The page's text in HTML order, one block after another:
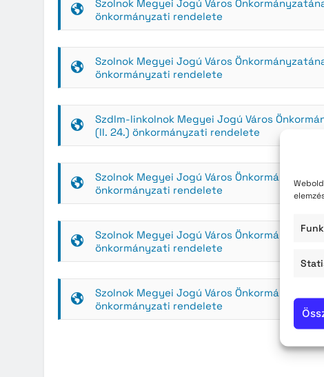
Szolnok Megyei Jogú Város
önkormányzati rendelete
Szolnok Megyei Jogú Város
önkormányzati rendelete
Szdlm-linkolnok Megyei Jogú Város
(II. 24.) önkormányzati rendelete
Szolnok Megyei Jogú Város
önkormányzati rendelete
Szolnok Megyei Jogú Város
önkormányzati rendelete
Szolnok Megyei Jogú Város
önkormányzati rendelete